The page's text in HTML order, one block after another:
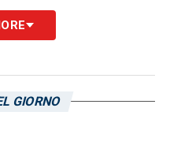
Manfredi
c’è stato anche
GIORNO